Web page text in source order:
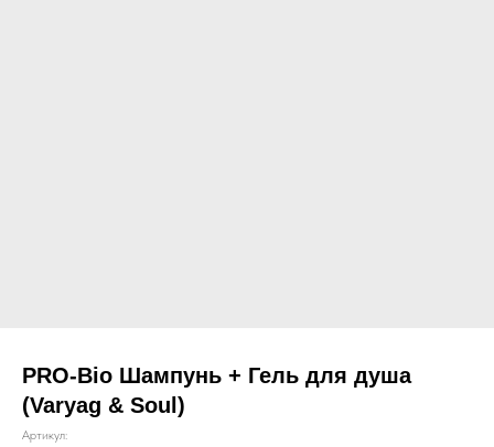
PRO-Bio Шампунь + Гель для душа
(Varyag & Soul)
Артикул: